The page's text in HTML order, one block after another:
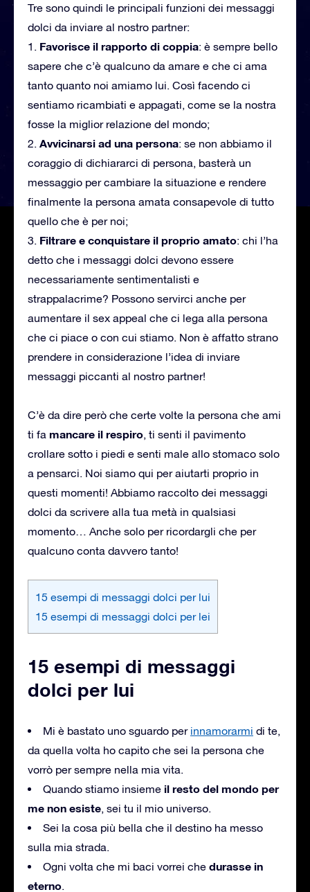
Tre sono quindi le principali funzioni dei messaggi
dolci da inviare al nostro partner:
1. Favorisce il rapporto di coppia: è sempre bello
sapere che c’è qualcuno da amare e che ci ama
tanto quanto noi amiamo lui. Così facendo ci
sentiamo ricambiati e appagati, come se la nostra
fosse la miglior relazione del mondo;
2. Avvicinarsi ad una persona: se non abbiamo il
coraggio di dichiararci di persona, basterà un
messaggio per cambiare la situazione e rendere
finalmente la persona amata consapevole di tutto
quello che è per noi;
3. Filtrare e conquistare il proprio amato: chi l’ha
detto che i messaggi dolci devono essere
necessariamente sentimentalisti e
strappalacrime? Possono servirci anche per
aumentare il sex appeal che ci lega alla persona
che ci piace o con cui stiamo. Non è affatto strano
prendere in considerazione l’idea di inviare
messaggi piccanti al nostro partner!
C’è da dire però che certe volte la persona che ami
ti fa mancare il respiro, ti senti il pavimento
crollare sotto i piedi e senti male allo stomaco solo
a pensarci. Noi siamo qui per aiutarti proprio in
questi momenti! Abbiamo raccolto dei messaggi
dolci da scrivere alla tua metà in qualsiasi
momento… Anche solo per ricordargli che per
qualcuno conta davvero tanto!
15 esempi di messaggi dolci per lui
15 esempi di messaggi dolci per lei
15 esempi di messaggi
dolci per lui
Mi è bastato uno sguardo per innamorarmi di te,
da quella volta ho capito che sei la persona che
vorrò per sempre nella mia vita.
Quando stiamo insieme il resto del mondo per
me non esiste, sei tu il mio universo.
Sei la cosa più bella che il destino ha messo
sulla mia strada.
Ogni volta che mi baci vorrei che durasse in
eterno.